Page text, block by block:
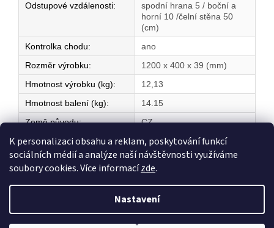
K personalizaci obsahu a reklam, poskytování funkcí
sociálních médií a analýze naší návštěvnosti využíváme
soubory cookies. Více informacízde.
Nastavení
Odstupové vzdálenosti:
spodní hrana 5 / boční a
horní 10 /čelní stěna 50
(cm)
Kontrolka chodu:
ano
Rozměr výrobku:
1200 x 400 x 39 (mm)
Hmotnost výrobku (kg):
12,13
Hmotnost balení (kg):
14.15
Země původu: CZ